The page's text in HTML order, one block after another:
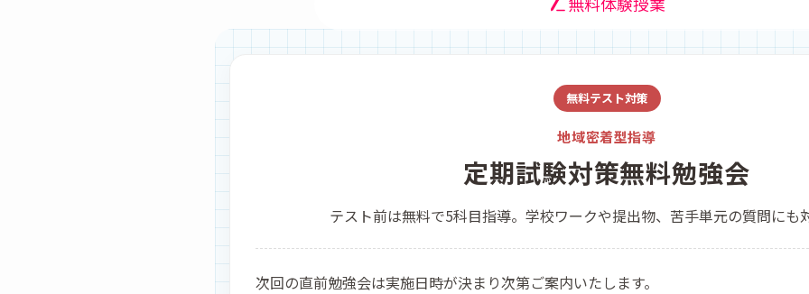
無料体験授業
無料テスト対策
地域密着型指導
定期試験対策無料勉強会
テスト前は無料で5科目指導。学校ワークや提出物、苦手単元の質問にも
次回の直前勉強会は実施日時が決まり次第ご案内いたします。